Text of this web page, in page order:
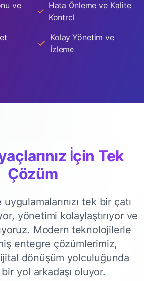
ve
Hata Önleme ve Kalite
Kontrol
Kolay Yönetim ve
İzleme
İçin Tek
Çözüm
tek bir çatı
yönetimi kolaylaştırıyor ve
Modern teknolojilerle
entegre çözümlerimiz,
dönüşüm yolculuğunda
yol arkadaşı oluyor.